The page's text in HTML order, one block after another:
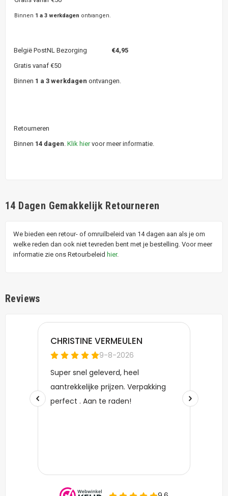
Binnen 1 a 3 werkdagen ontvangen.
België PostNL Bezorging €4,95
Gratis vanaf €50
Binnen 1 a 3 werkdagen ontvangen.
Retourneren
Binnen 14 dagen Klik hiervoor meer informatie.
14 Dagen Gemakkelijk Retourneren
We bieden een retour- of omruilbeleid van 14 dagen aan als je om
welke reden dan ook niet tevreden bent met je bestelling. Voor meer
informatie zie ons Retourbeleid hier.
Reviews